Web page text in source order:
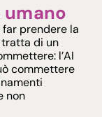
far prendere la
tratta di un
l’AI
commettere
non